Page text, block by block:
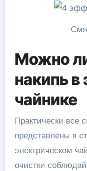
Можно
накипь в
чайнике
Практически все
представлены в
электрическом
очистки